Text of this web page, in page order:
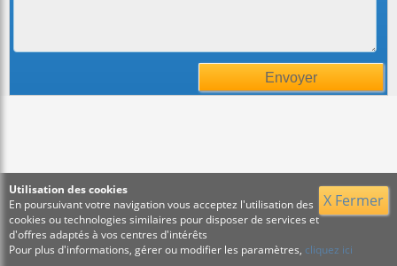
X Fermer
Utilisation des cookies
En poursuivant votre navigation vous acceptez l'utilisation des
cookies ou technologies similaires pour disposer de services et
d'offres adaptés à vos centres d'intérêts
Pour plus d'informations, gérer ou modifier les paramètres, cliquez ici